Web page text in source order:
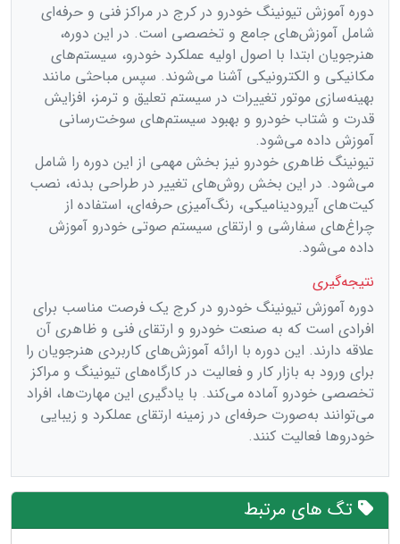
دوره آموزش تیونینگ خودرو در کرج در مراکز فنی و حرفه‌ای
شامل آموزش‌های جامع و تخصصی است. در این دوره،
هنرجویان ابتدا با اصول اولیه عملکرد خودرو، سیستم‌های
مکانیکی و الکترونیکی آشنا می‌شوند. سپس مباحثی مانند
بهینه‌سازی موتور تغییرات در سیستم تعلیق و ترمز، افزایش
قدرت و شتاب خودرو و بهبود سیستم‌های سوخت‌رسانی
آموزش داده می‌شود.
تیونینگ ظاهری خودرو نیز بخش مهمی از این دوره را شامل
می‌شود. در این بخش روش‌های تغییر در طراحی بدنه، نصب
کیت‌های آیرودینامیکی، رنگ‌آمیزی حرفه‌ای، استفاده از
چراغ‌های سفارشی و ارتقای سیستم صوتی خودرو آموزش
داده می‌شود.
نتیجه‌گیری
دوره آموزش تیونینگ خودرو در کرج یک فرصت مناسب برای
افرادی است که به صنعت خودرو و ارتقای فنی و ظاهری آن
علاقه دارند. این دوره با ارائه آموزش‌های کاربردی هنرجویان را
برای ورود به بازار کار و فعالیت در کارگاه‌های تیونینگ و مراکز
تخصصی خودرو آماده می‌کند. با یادگیری این مهارت‌ها، افراد
می‌توانند به‌صورت حرفه‌ای در زمینه ارتقای عملکرد و زیبایی
خودروها فعالیت کنند.
تگ های مرتبط